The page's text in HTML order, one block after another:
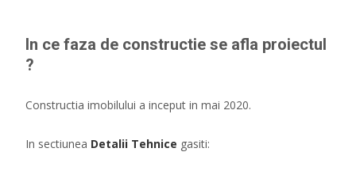
In ce faza de constructie se afla proiectul
?
Constructia imobilului a inceput in mai 2020.
In sectiunea Detalii Tehnice gasiti: